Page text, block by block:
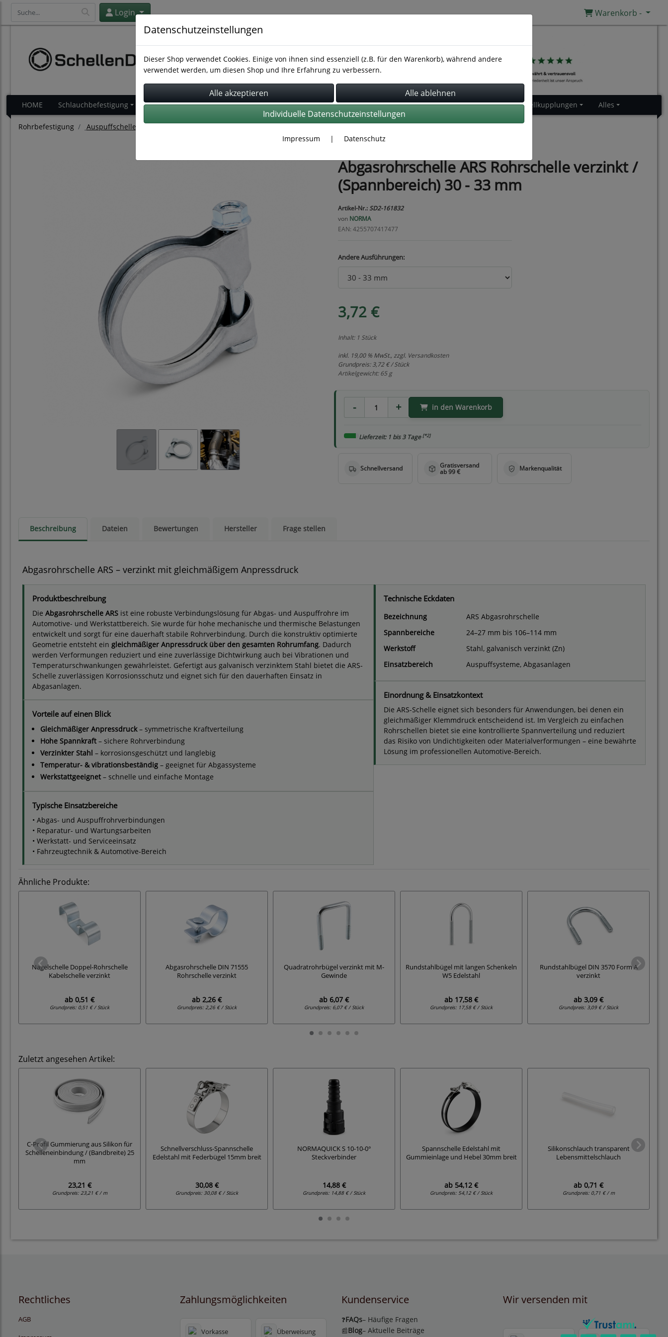
Login Warenkorb -
HOME Schlauchbefestigung Schlauchverbindung Rohrbefestigung Rohrverbindung Schläuche Gummiprofile Schnellkupplungen Alles
Rohrbefestigung Auspuffschellen
Abgasrohrschelle ARS Rohrschelle verzinkt /
(Spannbereich) 30 - 33 mm
Artikel-Nr.: SD2-161832
von NORMA
EAN: 4255707417477
Andere Ausführungen:
3,72 €
Inhalt: 1 Stück
inkl. 19,00 % MwSt., zzgl. Versandkosten
Grundpreis:3,72 € / Stück
Artikelgewicht: 65 g
in den Warenkorb
Lieferzeit: 1 bis 3 Tage [*2]
Beschreibung Dateien Bewertungen Hersteller Frage stellen
Abgasrohrschelle ARS – verzinkt mit gleichmäßigem Anpressdruck
Produktbeschreibung
Die Abgasrohrschelle ARS ist eine robuste Verbindungslösung für Abgas- und Auspuffrohre im
Automotive- und Werkstattbereich. Sie wurde für hohe mechanische und thermische Belastungen
entwickelt und sorgt für eine dauerhaft stabile Rohrverbindung. Durch die konstruktiv optimierte
Geometrie entsteht ein gleichmäßiger Anpressdruck über den gesamten Rohrumfang. Dadurch
werden Verformungen reduziert und eine zuverlässige Dichtwirkung auch bei Vibrationen und
Temperaturschwankungen gewährleistet. Gefertigt aus galvanisch verzinktem Stahl bietet die ARS-
Schelle zuverlässigen Korrosionsschutz und eignet sich für den dauerhaften Einsatz in
Abgasanlagen.
Vorteile auf einen Blick
Gleichmäßiger Anpressdruck– symmetrische Kraftverteilung
Hohe Spannkraft – sichere Rohrverbindung
Verzinkter Stahl – korrosionsgeschützt und langlebig
Temperatur- & vibrationsbeständig – geeignet für Abgassysteme
Werkstattgeeignet – schnelle und einfache Montage
Typische Einsatzbereiche
• Abgas- und Auspuffrohrverbindungen
• Reparatur- und Wartungsarbeiten
• Werkstatt- und Serviceeinsatz
• Fahrzeugtechnik & Automotive-Bereich
Technische Eckdaten
Bezeichnung
ARS Abgasrohrschelle
Spannbereiche
24–27 mm bis 106–114 mm
Werkstoff
Stahl, galvanisch verzinkt (Zn)
Einsatzbereich
Auspuffsysteme, Abgasanlagen
Einordnung & Einsatzkontext
Die ARS-Schelle eignet sich besonders für Anwendungen, bei denen ein
gleichmäßiger Klemmdruck entscheidend ist. Im Vergleich zu einfachen
Rohrschellen bietet sie eine kontrollierte Spannverteilung und reduziert
das Risiko von Undichtigkeiten oder Materialverformungen – eine bewährte
Lösung im professionellen Automotive-Bereich.
Ähnliche Produkte:
Nagelschelle Doppel-Rohrschelle
Kabelschelle verzinkt
ab 0,51 €
Grundpreis: 0,51 € / Stück
Abgasrohrschelle DIN 71555
Rohrschelle verzinkt
ab 2,26 €
Grundpreis: 2,26 € / Stück
Quadratrohrbügel verzinkt mit M-
Gewinde
ab 6,07 €
Grundpreis: 6,07 € / Stück
Rundstahlbügel mit langen Schenkeln
W5 Edelstahl
ab 17,58 €
Grundpreis: 17,58 € / Stück
Rundstahlbügel DIN 3570 Form A
verzinkt
ab 3,09 €
Grundpreis: 3,09 € / Stück
Zuletzt angesehen Artikel:
C-Profil Gummierung aus Silikon für
Schelleneinbindung / (Bandbreite) 25
mm
23,21 €
Grundpreis: 23,21 € / m
Schnellverschluss-Spannschelle
Edelstahl mit Federbügel 15mm breit
30,08 €
Grundpreis: 30,08 € / Stück
NORMAQUICK S 10-10-0°
Steckverbinder
14,88 €
Grundpreis: 14,88 € / Stück
Spannschelle Edelstahl mit
Gummieinlage und Hebel 30mm breit
ab 54,12 €
Grundpreis: 54,12 € / Stück
Silikonschlauch transparent
Lebensmittelschlauch
ab 0,71 €
Grundpreis: 0,71 € / m
Rechtliches
AGB
Zahlungsmöglichkeiten
Vorkasse Überweisung
Kundenservice
❓FAQs– Häufige Fragen
📰Blog– Aktuelle Beiträge
Wir versenden mit
Datenschutzeinstellungen
Dieser Shop verwendet Cookies. Einige von ihnen sind essenziell (z.B. für den Warenkorb), während andere
verwendet werden, um diesen Shop und Ihre Erfahrung zu verbessern.
Individuelle Datenschutzeinstellungen
Impressum | Datenschutz